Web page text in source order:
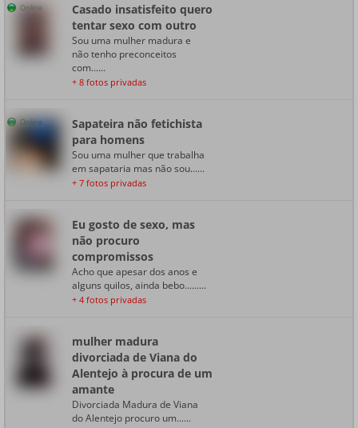
Online
Casado insatisfeito quero
tentar sexo com outro
Sou uma mulher madura e
não tenho preconceitos
com......
+ 8 fotos privadas
Online
Sapateira não fetichista
para homens
Sou uma mulher que trabalha
em sapataria mas não sou......
+ 7 fotos privadas
Eu gosto de sexo, mas
não procuro
compromissos
Acho que apesar dos anos e
alguns quilos, ainda bebo.........
+ 4 fotos privadas
mulher madura
divorciada de Viana do
Alentejo à procura de um
amante
Divorciada Madura de Viana
do Alentejo procuro um......